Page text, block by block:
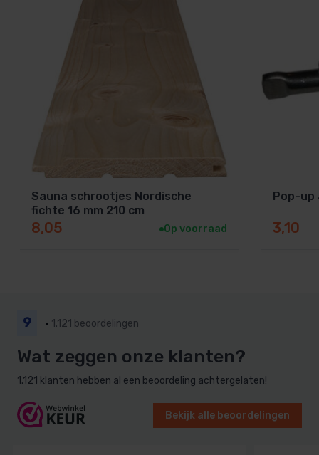
Sauna schrootjes Nordische
fichte 16 mm 210 cm
8,05 Op voorraad
Pop-up
3,10
9 1.121 beoordelingen
Wat zeggen onze klanten?
1.121 klanten hebben al een beoordeling achtergelaten!
Bekijk alle beoordelingen